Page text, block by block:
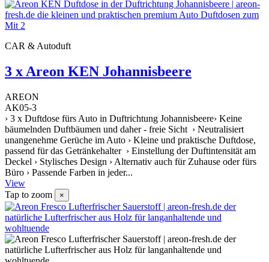
CAR & Autoduft
3 x Areon KEN Johannisbeere
AREON
AK05-3
› 3 x Duftdose fürs Auto in Duftrichtung Johannisbeere› Keine
bäumelnden Duftbäumen und daher - freie Sicht › Neutralisiert
unangenehme Gerüche im Auto › Kleine und praktische Duftdose,
passend für das Getränkehalter › Einstellung der Duftintensität am
Deckel › Stylisches Design › Alternativ auch für Zuhause oder fürs
Büro › Passende Farben in jeder...
View
Tap to zoom
×